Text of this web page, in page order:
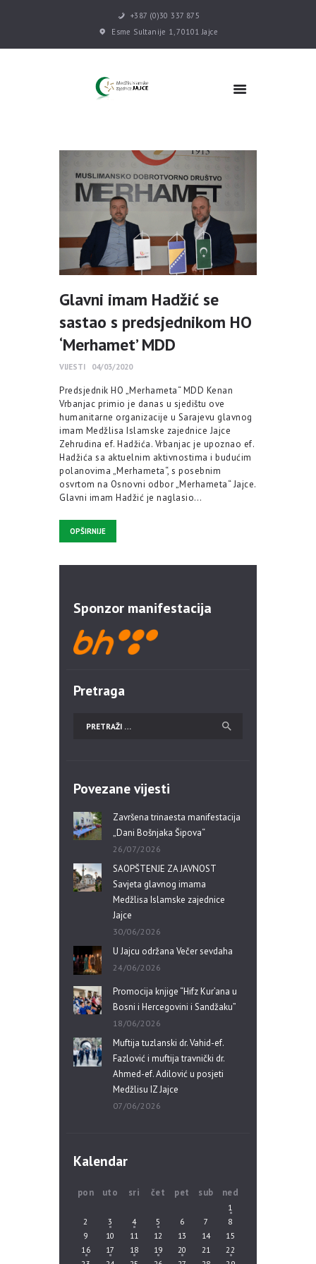
+387 (0)30 337 875
Esme Sultanije 1, 70101 Jajce
POČETNA
DŽEMATI
MEKTEB
ASOCIJACIJE
USLUGE
MULTIMEDIJA
KONTAKT
DONACIJE
Glavni imam Hadžić se
sastao s predsjednikom HO
‘Merhamet’ MDD
VIJESTI 04/03/2020
Predsjednik HO „Merhameta“ MDD Kenan
Vrbanjac primio je danas u sjedištu ove
humanitarne organizacije u Sarajevu glavnog
imam Medžlisa Islamske zajednice Jajce
Zehrudina ef. Hadžića. Vrbanjac je upoznao ef.
Hadžića sa aktuelnim aktivnostima i budućim
polanovima „Merhameta“, s posebnim
osvrtom na Osnovni odbor „Merhameta“ Jajce.
Glavni imam Hadžić je naglasio…
OPŠIRNIJE
Sponzor manifestacija
Pretraga
Povezane vijesti
Završena trinaesta manifestacija
„Dani Bošnjaka Šipova“
26/07/2026
SAOPŠTENJE ZA JAVNOST
Savjeta glavnog imama
Medžlisa Islamske zajednice
Jajce
30/06/2026
U Jajcu održana Večer sevdaha
24/06/2026
Promocija knjige “Hifz Kur’ana u
Bosni i Hercegovini i Sandžaku”
18/06/2026
Muftija tuzlanski dr. Vahid-ef.
Fazlović i muftija travnički dr.
Ahmed-ef. Adilović u posjeti
Medžlisu IZ Jajce
07/06/2026
Kalendar
pon uto sri čet pet sub ned
1
2
3 4 5 6 7
8
9
10 11 12 13 14
15
16
17 18 19 20 21
22